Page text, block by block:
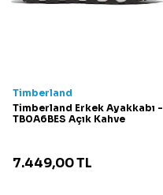
Timberland
Timberland Erkek Ayakkabı -
TB0A6BES Açık Kahve
7.449,00TL